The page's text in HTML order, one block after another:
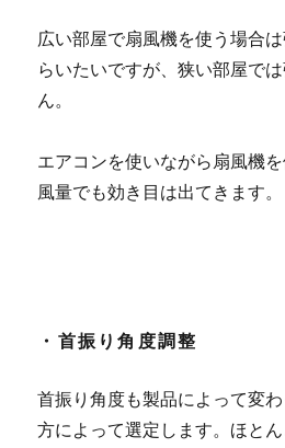
広い部屋で扇風機を使う場合
らいたいですが、狭い部屋で
ん。
エアコンを使いながら扇風機
風量でも効き目は出てきます。
・首振り角度調整
首振り角度も製品によって変
方によって選定します。ほと